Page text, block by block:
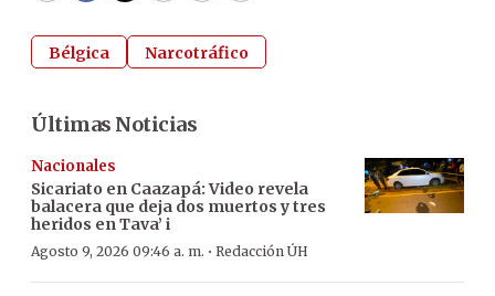
Bélgica Narcotráfico
Últimas Noticias
Nacionales
Sicariato en Caazapá: Video revela
balacera que deja dos muertos y tres
heridos en Tava’ i
Agosto 9, 2026 09:46 a. m. · Redacción ÚH